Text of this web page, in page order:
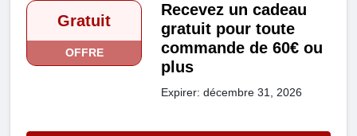
Gratuit
OFFRE
Recevez un cadeau
gratuit pour toute
commande de 60€ ou
plus
Expirer: décembre 31, 2026